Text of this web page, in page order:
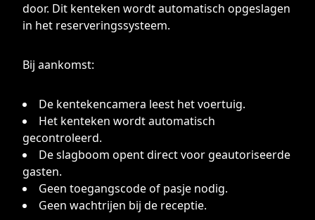
door. Dit kenteken wordt automatisch opgeslagen
in het reserveringssysteem.
Bij aankomst:
De kentekencamera leest het voertuig.
Het kenteken wordt automatisch
gecontroleerd.
De slagboom opent direct voor geautoriseerde
gasten.
Geen toegangscode of pasje nodig.
Geen wachtrijen bij de receptie.